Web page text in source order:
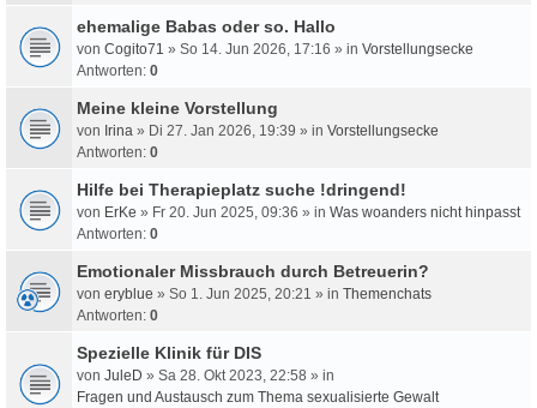
ehemalige Babas oder so. Hallo
von Cogito71 » So 14. Jun 2026, 17:16 » in Vorstellungsecke
Antworten: 0
Meine kleine Vorstellung
von Irina » Di 27. Jan 2026, 19:39 » in Vorstellungsecke
Antworten: 0
Hilfe bei Therapieplatz suche !dringend!
von ErKe » Fr 20. Jun 2025, 09:36 » in Was woanders nicht hinpasst
Antworten: 0
Emotionaler Missbrauch durch Betreuerin?
von eryblue » So 1. Jun 2025, 20:21 » in Themenchats
Antworten: 0
Spezielle Klinik für DIS
von JuleD » Sa 28. Okt 2023, 22:58 » in
Fragen und Austausch zum Thema sexualisierte Gewalt